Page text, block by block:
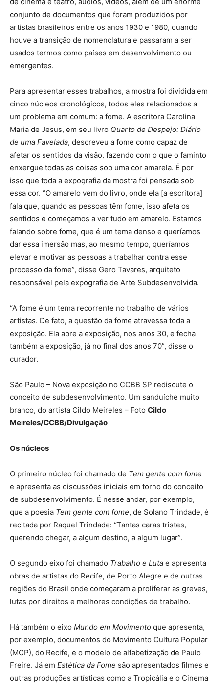
conjunto de documentos que foram produzidos por
artistas brasileiros entre os anos 1930 e 1980, quando
houve a transição de nomenclatura e passaram a ser
usados termos como países em desenvolvimento ou
emergentes.
Para apresentar esses trabalhos, a mostra foi dividida em
cinco núcleos cronológicos, todos eles relacionados a
um problema em comum: a fome. A escritora Carolina
Maria de Jesus, em seu livro Quarto de Despejo: Diário
de uma Favelada, descreveu a fome como capaz de
afetar os sentidos da visão, fazendo com o que o faminto
enxergue todas as coisas sob uma cor amarela. É por
isso que toda a expografia da mostra foi pensada sob
essa cor. “O amarelo vem do livro, onde ela [a escritora]
fala que, quando as pessoas têm fome, isso afeta os
sentidos e começamos a ver tudo em amarelo. Estamos
falando sobre fome, que é um tema denso e queríamos
dar essa imersão mas, ao mesmo tempo, queríamos
elevar e motivar as pessoas a trabalhar contra esse
processo da fome”, disse Gero Tavares, arquiteto
responsável pela expografia de Arte Subdesenvolvida.
“A fome é um tema recorrente no trabalho de vários
artistas. De fato, a questão da fome atravessa toda a
exposição. Ela abre a exposição, nos anos 30, e fecha
também a exposição, já no final dos anos 70”, disse o
curador.
São Paulo – Nova exposição no CCBB SP rediscute o
conceito de subdesenvolvimento. Um sanduíche muito
branco, do artista Cildo Meireles – Foto Cildo
Meireles/CCBB/Divulgação
Os núcleos
O primeiro núcleo foi chamado de Tem gente com fome
e apresenta as discussões iniciais em torno do conceito
de subdesenvolvimento. É nesse andar, por exemplo,
que a poesia Tem gente com fome, de Solano Trindade, é
recitada por Raquel Trindade: “Tantas caras tristes,
querendo chegar, a algum destino, a algum lugar”.
O segundo eixo foi chamado Trabalho e Luta e apresenta
obras de artistas do Recife, de Porto Alegre e de outras
regiões do Brasil onde começaram a proliferar as greves,
lutas por direitos e melhores condições de trabalho.
Há também o eixo Mundo em Movimento que apresenta,
por exemplo, documentos do Movimento Cultura Popular
(MCP), do Recife, e o modelo de alfabetização de Paulo
Freire. Já em Estética da Fome são apresentados filmes e
outras produções artísticas como a Tropicália e o Cinema